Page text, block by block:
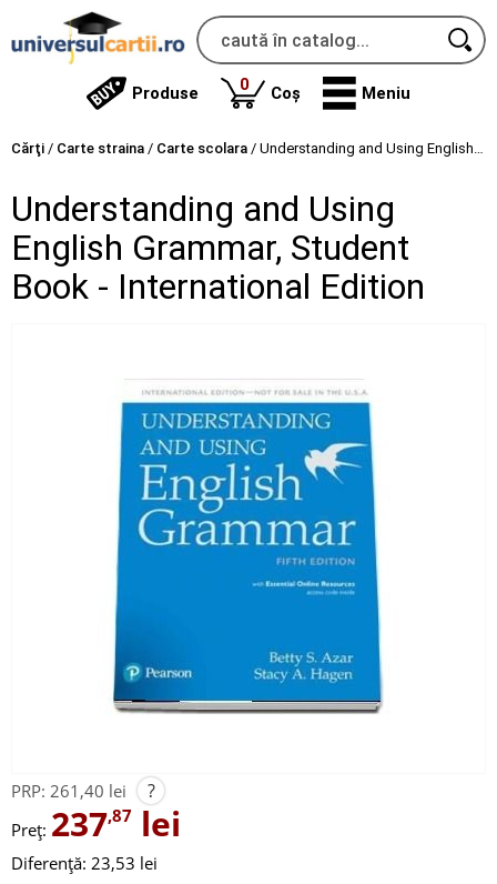
Produse 0produse
Coș Meniu
Cărţi / Carte straina / Carte scolara / Understanding and Using English Grammar, Student Book - International Edition
Understanding and Using
English Grammar, Student
Book - International Edition
PRP: 261,40 lei ?
Preț: 237,87 lei
Diferență: 23,53 lei